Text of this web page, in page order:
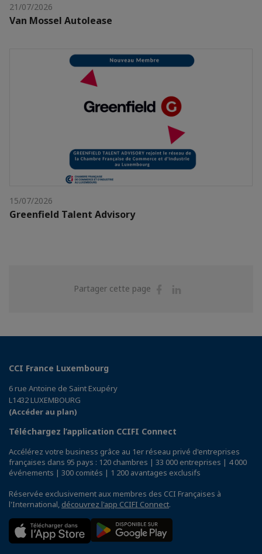
21/07/2026
Van Mossel Autolease
15/07/2026
Greenfield Talent Advisory
Partager cette page
Partager
CCI France Luxembourg
6 rue Antoine de Saint Exupéry
L1432 LUXEMBOURG
(Accéder au plan)
Téléchargez l’application CCIFI Connect
Accélérez votre business grâce au 1er réseau privé d'entreprises
françaises dans 95 pays : 120 chambres | 33 000 entreprises | 4 000
événements | 300 comités | 1 200 avantages exclusifs
Réservée exclusivement aux membres des CCI Françaises à
l'International, découvrez l'app CCIFI Connect.